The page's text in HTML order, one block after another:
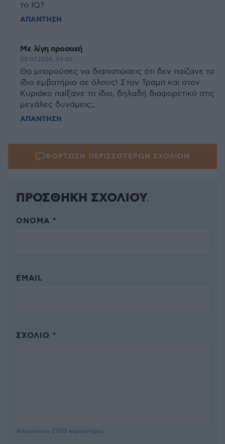
το IQ?
ΑΠΑΝΤΗΣΗ
Με λίγη προσοχή
08.07.2026, 09:40
Θα μπορούσες να διαπιστώσεις ότι δεν παίζανε το
ίδιο εμβατήριο σε όλους! Στον Τραμπ και στον
Κυριάκο παίξανε το ίδιο, δηλαδή διαφορετικό στις
μεγάλες δυνάμεις;;
ΑΠΑΝΤΗΣΗ
ΦΟΡΤΩΣΗ ΠΕΡΙΣΣΟΤΕΡΩΝ ΣΧΟΛΙΩΝ
ΠΡΟΣΘΗΚΗ ΣΧΟΛΙΟΥ
ΌΝΟΜΑ *
EMAIL
ΣΧΌΛΙΟ *
Απομένουν 2500 χαρακτήρες